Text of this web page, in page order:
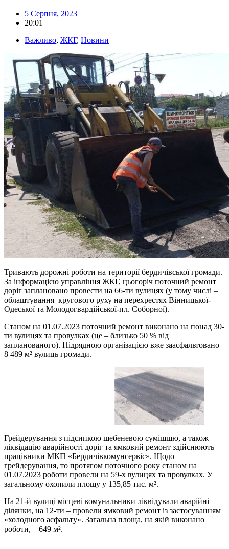
5 Серпня, 2023
20:01
Важливо, ЖКГ, Новини
Тривають дорожні роботи на території бердичівської громади.
За інформацією управління ЖКГ, цьогоріч поточний ремонт
доріг заплановано провести на 66-ти вулицях (у тому числі –
облаштування кругового руху на перехрестях Вінницької-
Одеської та Молодогвардійської-пл. Соборної).
Станом на 01.07.2023 поточний ремонт виконано на понад 30-
ти вулицях та провулках (це – близько 50 % від
запланованого). Підрядною організацією вже заасфальтовано
8 489 м² вулиць громади.
Грейдерування з підсипкою щебеневою сумішшю, а також
ліквідацію аварійності доріг та ямковий ремонт здійснюють
працівники МКП «Бердичівкомунсервіс». Щодо
грейдерування, то протягом поточного року станом на
01.07.2023 роботи провели на 59-х вулицях та провулках. У
загальному охопили площу у 135,85 тис. м².
На 21-й вулиці місцеві комунальники ліквідували аварійні
ділянки, на 12-ти – провели ямковий ремонт із застосуванням
«холодного асфальту». Загальна площа, на якій виконано
роботи, – 649 м².